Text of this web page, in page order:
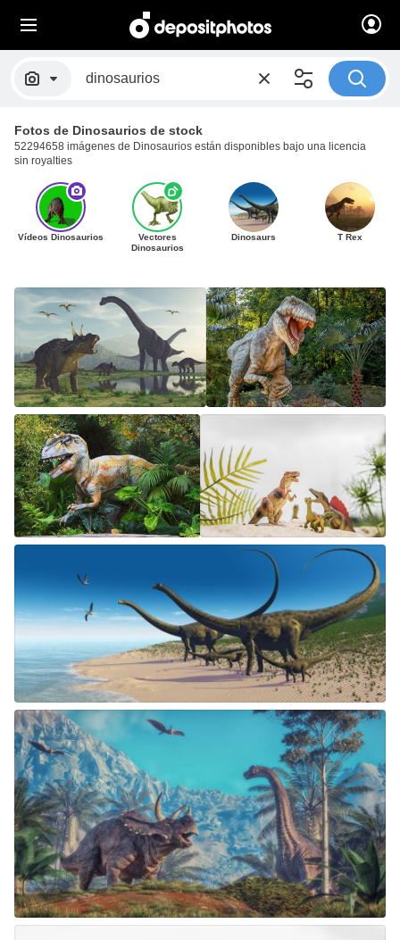
Fotos de Dinosaurios de stock
52294658 imágenes de Dinosaurios están disponibles bajo una licencia
sin royalties
Vídeos Dinosaurios
Vectores
Dinosaurios
Dinosaurs T Rex